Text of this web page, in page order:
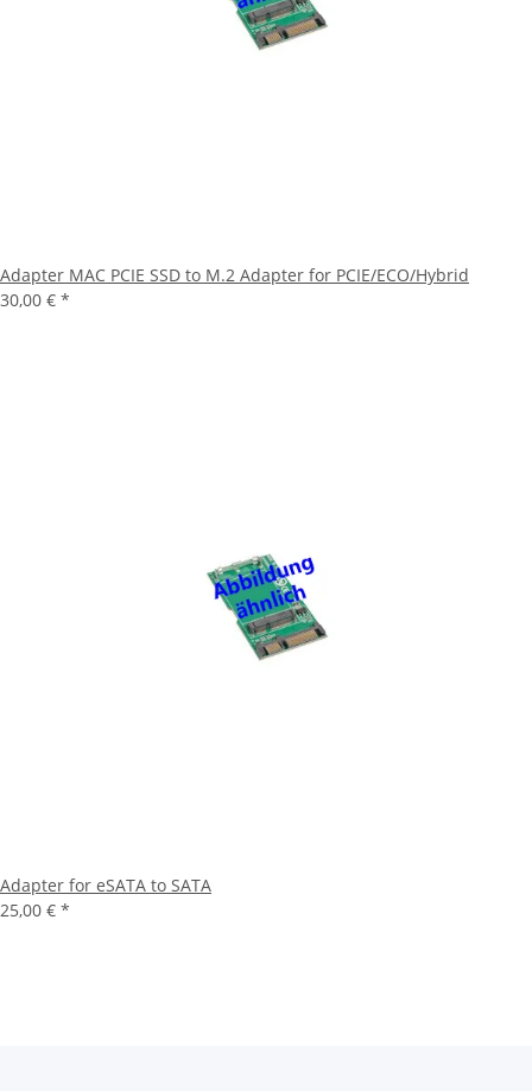
Adapter MAC PCIE SSD to M.2 Adapter for PCIE/ECO/Hybrid
30,00 € *
Adapter for eSATA to SATA
25,00 € *